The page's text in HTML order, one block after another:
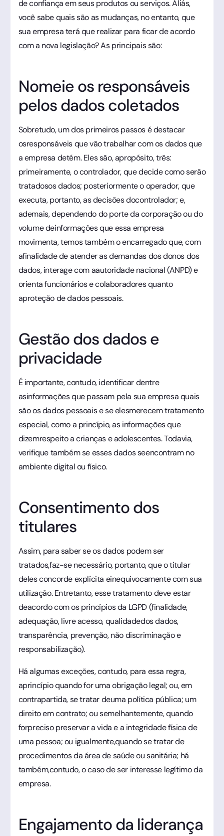
de confiança em seus produtos ou serviços. Aliás,
você sabe quais são as mudanças, no entanto, que
sua empresa terá que realizar para ficar de acordo
com a nova legislação? As principais são:
Nomeie os responsáveis
pelos dados coletados
Sobretudo, um dos primeiros passos é destacar
osresponsáveis que vão trabalhar com os dados que
a empresa detém. Eles são, apropósito, três:
primeiramente, o controlador, que decide como serão
tratadosos dados; posteriormente o operador, que
executa, portanto, as decisões docontrolador; e,
ademais, dependendo do porte da corporação ou do
volume deinformações que essa empresa
movimenta, temos também o encarregado que, com
afinalidade de atender as demandas dos donos dos
dados, interage com aautoridade nacional (ANPD) e
orienta funcionários e colaboradores quanto
aproteção de dados pessoais.
Gestão dos dados e
privacidade
É importante, contudo, identificar dentre
asinformações que passam pela sua empresa quais
são os dados pessoais e se elesmerecem tratamento
especial, como a princípio, as informações que
dizemrespeito a crianças e adolescentes. Todavia,
verifique também se esses dados seencontram no
ambiente digital ou físico.
Consentimento dos
titulares
Assim, para saber se os dados podem ser
tratados,faz-se necessário, portanto, que o titular
deles concorde explícita einequivocamente com sua
utilização. Entretanto, esse tratamento deve estar
deacordo com os princípios da LGPD (finalidade,
adequação, livre acesso, qualidadedos dados,
transparência, prevenção, não discriminação e
responsabilização).
Há algumas exceções, contudo, para essa regra,
aprincípio quando for uma obrigação legal; ou, em
contrapartida, se tratar deuma política pública; um
direito em contrato; ou semelhantemente, quando
forpreciso preservar a vida e a integridade física de
uma pessoa; ou igualmente,quando se tratar de
procedimentos da área de saúde ou sanitária; há
também,contudo, o caso de ser interesse legítimo da
empresa.
Engajamento da liderança